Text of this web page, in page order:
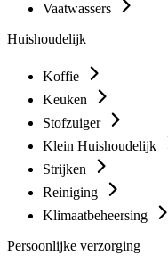
Vaatwassers
Huishoudelijk
Koffie
Keuken
Stofzuiger
Klein Huishoudelijk
Strijken
Reiniging
Klimaatbeheersing
Persoonlijke verzorging